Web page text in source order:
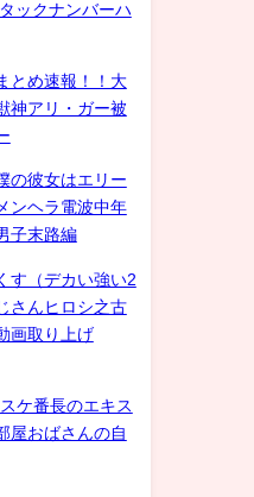
ックナンバーハ
とめ速報！！大
神アリ・ガー被
の彼女はエリー
ンヘラ電波中年
子末路編
す（デカい強い2
さんヒロシ之古
画取り上げ
ケ番長のエキス
屋おばさんの自